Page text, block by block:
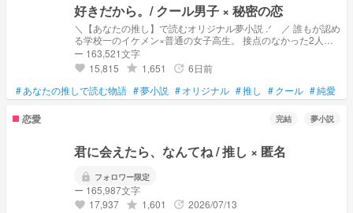
ァン バーノン ディノ チャン iKON Stray Kids StrayKids skz ス
キズ バンチャン リノ チャンビン ヒョンジン ハン ジソン フィ
リックス スンミン アイエン ASTRO チャウヌ TXT tomorrow x
together トゥバ スビン ヨンジュン ボムギュ テヒョン ヒュニ
ンカイ treasure トレジャー ENHYPEN エナプ ヒスン ジェイ
ジェイク ソンフン ソヌ ジョンウォン ニキ BOYNEXTDOOR
bnd ボネクド ソンホ リウ ジェヒョン テサン イハン ウナク
RIIZE ライズ TWS &team nct u 127 dream INI aoen zb1 jo1
ald1 wayv NEXZ ATEEZ Hey!Say!JUMP Kis-My-Ft2 山田涼介
timelesz タイムレス WEST King&Prince キンプリ SixTONES
ジェシー 京本大我 松村北斗 髙地優吾 森本慎太郎 田中樹
阿部亮平 目黒蓮 宮舘涼太 佐久間大介 なにわ男子 西畑大吾 大
西流星 道枝駿佑 高橋恭平 長尾謙杜 藤原丈一郎 大橋和也
TravisJapan omr wki fjsw 🍏 2j3j stpr ボイプラ hq
好きだから。/ クール男子 × 秘密の恋
＼【あなたの推し】で読むオリジナル夢小説 .ᐟ ／ 誰もが認め
る学校一のイケメン×普通の女子高生。 接点のなかった2人が
同じ委員になった事をきっかけに急接近！？ 【 名前の設
定について 📝 】 名字＝あなたの名字 推し＝推しの名前 幼馴
染＝推しの幼馴染役の名前 (男性) いずれも「名字のみ」「名前
のみ」を入力してください。 ・推しの名前を入れて楽しむの
もOK！ ・架空の名前を設定すると、普通の小説としても楽し
ギ ホソク ジミン テヒョン ジョングク winner SEVENTEEN セ
ホシ スニョン ウォヌ ウジ ジフン ドギョム DK ソクミン ミン
ギュ ディエイト THE 8 ミンハオ スングァン バーノン ディノ
チャン iKON Stray Kids StrayKids skz スキズ バンチャン リノ
チャンビン ヒョンジン ハン ジソン フィリックス スンミン ア
イエン ASTRO チャウヌ TXT tomorrow x together トゥバ +×+
スビン ヨンジュン ボムギュ テヒョン ヒュニンカイ treasure
ー 163,521文字
favorite 15,815 grade 1,651 update 6日前
#あなたの推しで読む物語 #夢小説 #オリジナル #推し #クール #純愛
恋愛 完結 夢小説
君に会えたら、なんてね / 推し × 匿名
lock フォロワー限定
ー 165,987文字
favorite 17,937 grade 1,601 update 2026/07/13